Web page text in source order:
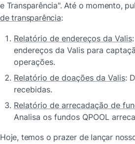
e Transparência". Até o momento,
de transparência:
Relatório de endereços da Valis
endereços da Valis para
operações.
Relatório de doações da Valis:
recebidas.
Relatório de arrecadação de
Analisa os fundos QPOOL